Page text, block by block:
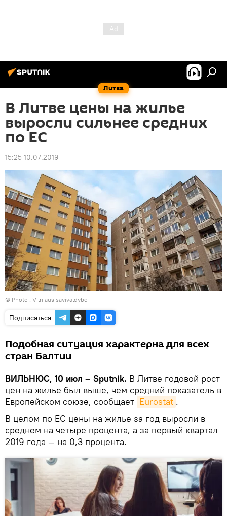
Литва
В Литве цены на жилье
выросли сильнее средних
по ЕС
15:25 10.07.2019
© Photo : Vilniaus savivaldybė
Подписаться
Подобная ситуация характерна для всех
стран Балтии
ВИЛЬНЮС, 10 июл – Sputnik. В Литве годовой рост
цен на жилье был выше, чем средний показатель в
Европейском союзе, сообщает Eurostat .
В целом по ЕС цены на жилье за год выросли в
среднем на четыре процента, а за первый квартал
2019 года — на 0,3 процента.